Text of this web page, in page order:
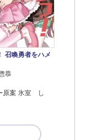
召喚勇者をハメ
恭
原案 氷室 し